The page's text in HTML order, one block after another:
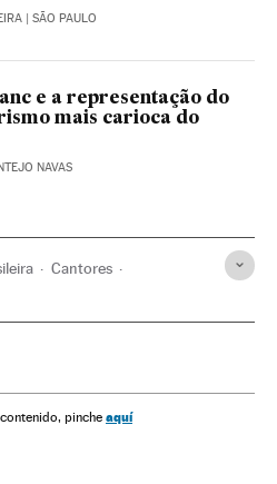
| SÃO PAULO
e a representação do
mais carioca do
NAVAS
Cantores
pinche aquí